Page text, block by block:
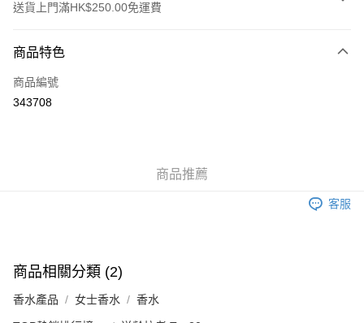
送貨上門滿HK$250.00免運費
信用卡
Apple Pay
付款後門市自取，訂單確認後2-4個工作天到店，7天內取。逾期後
商品特色
商品編號
343708
商品推薦
客服
商品相關分類 (2)
香水產品 女士香水 香水